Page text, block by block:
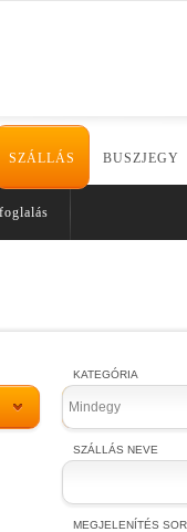
SZÁLLÁS BUSZJEGY
KATEGÓRIA
Mindegy
SZÁLLÁS NEVE
MEGJELENÍTÉS